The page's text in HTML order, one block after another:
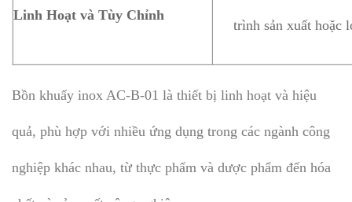
Linh Hoạt và Tùy Chỉnh
trình sản xuất hoặc
Bồn khuấy inox AC-B-01 là thiết bị linh hoạt và hiệu
quả, phù hợp với nhiều ứng dụng trong các ngành công
nghiệp khác nhau, từ thực phẩm và dược phẩm đến hóa